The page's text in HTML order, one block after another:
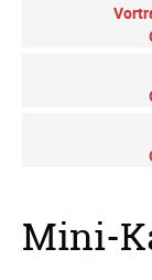
Mini-